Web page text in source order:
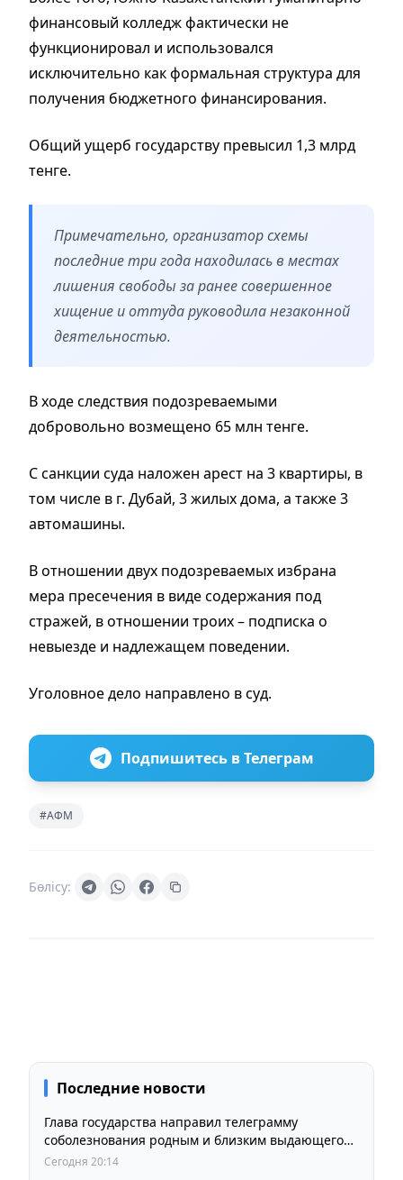
финансовый колледж фактически не
функционировал и использовался
исключительно как формальная структура для
получения бюджетного финансирования.
Общий ущерб государству превысил 1,3 млрд
тенге.
Примечательно, организатор схемы
последние три года находилась в местах
лишения свободы за ранее совершенное
хищение и оттуда руководила незаконной
деятельностью.
В ходе следствия подозреваемыми
добровольно возмещено 65 млн тенге.
С санкции суда наложен арест на 3 квартиры, в
том числе в г. Дубай, 3 жилых дома, а также 3
автомашины.
В отношении двух подозреваемых избрана
мера пресечения в виде содержания под
стражей, в отношении троих – подписка о
невыезде и надлежащем поведении.
Уголовное дело направлено в суд.
Подпишитесь в Телеграм
#АФМ
Бөлісу:
Последние новости
Глава государства направил телеграмму
соболезнования родным и близким выдающегося
кинорежиссера Ардака Амиркулова
Сегодня 20:14